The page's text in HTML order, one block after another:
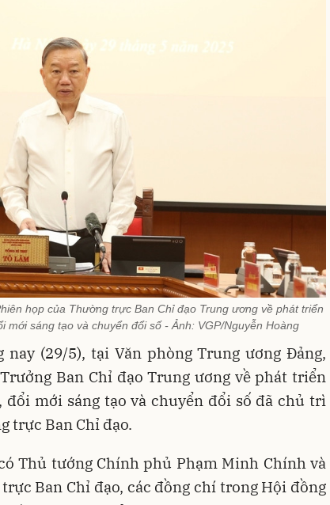
họp của Thường trực Ban Chỉ đạo Trung ương về phát triển
mới sáng tạo và chuyển đổi số - Ảnh: VGP/Nguyễn Hoàng
nay (29/5), tại Văn phòng Trung ương Đảng,
Ban Chỉ đạo Trung ương về phát triển
đổi mới sáng tạo và chuyển đổi số đã chủ trì
trực Ban Chỉ đạo.
Thủ tướng Chính phủ Phạm Minh Chính và
Ban Chỉ đạo, các đồng chí trong Hội đồng